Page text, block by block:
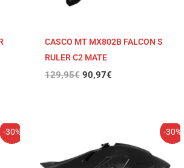
CASCO MT MX802B FALCON S
RULER C2 MATE
129,95€ 90,97€
-30% -30%
original
era:
actual
es: